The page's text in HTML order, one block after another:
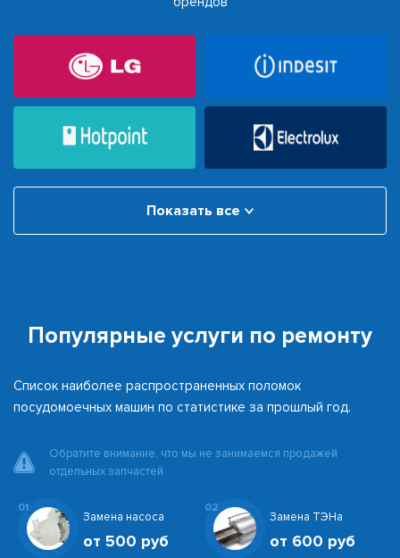
Показать все
Популярные услуги по ремонту
Список наиболее распространенных поломок
посудомоечных машин по статистике за прошлый год.
Обратите внимание, что мы не занимаемся продажей
отдельных запчастей.
01
Замена насоса
от 500 руб
02
Замена ТЭНа
от 600 руб